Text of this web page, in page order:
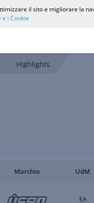
Cerca
Highlights
Marchio UdM
EA
il sito e migliorare la
e i Cookie